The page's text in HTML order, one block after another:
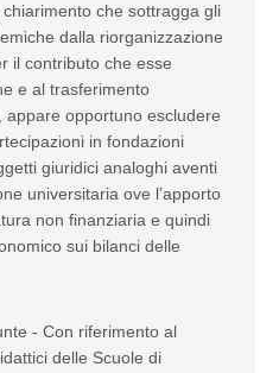
che sottragga gli
dalla riorganizzazione
il contributo che esse
e al trasferimento
appare opportuno escludere
in fondazioni
giuridici analoghi aventi
universitaria ove l’apporto
non finanziaria e quindi
sui bilanci delle
- Con riferimento al
delle Scuole di